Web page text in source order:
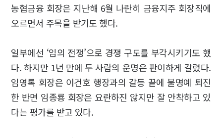
농협금융 회장은 지난해 6월 나란히 금융지주 회장직에
오르면서 주목을 받기도 했다.
일부에선 ‘임의 전쟁’으로 경쟁 구도를 부각시키기도 했
다. 하지만 1년 만에 두 사람의 운명은 판이하게 갈렸다.
임영록 회장은 이건호 행장과의 갈등 끝에 불명예 퇴진
한 반면 임종룡 회장은 요란하진 않지만 잘 안착하고 있
다는 평가를 받고 있다.